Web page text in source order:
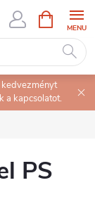
KOSÁR
a kapcsolatot.
PS